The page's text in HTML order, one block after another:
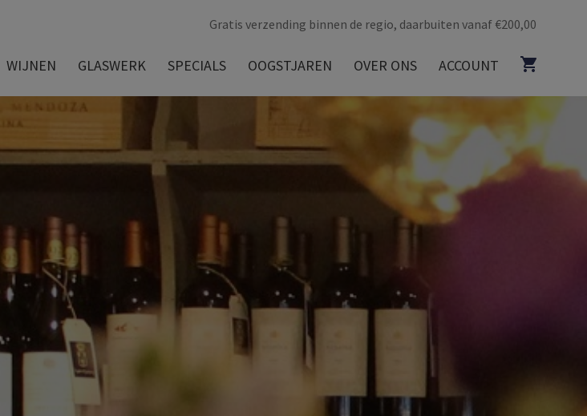
Gratis verzending binnen de regio, daarbuiten vanaf €200,00
WIJNEN GLASWERK SPECIALS OOGSTJAREN OVER ONS ACCOUNT